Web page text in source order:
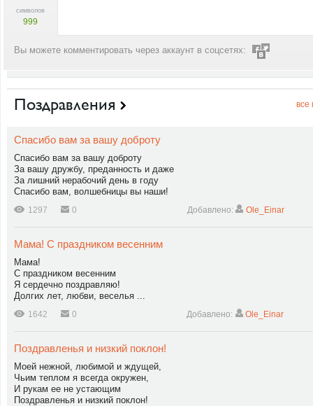
символов
999
Вы можете комментировать через аккаунт в соцсетях:
Поздравления все
Спасибо вам за вашу доброту
Спасибо вам за вашу доброту
За вашу дружбу, преданность и даже
За лишний нерабочий день в году
Спасибо вам, волшебницы вы наши!
1297 0 Добавлено: Ole_Einar
Мама! С праздником весенним
Мама!
С праздником весенним
Я сердечно поздравляю!
Долгих лет, любви, веселья ...
1642 0 Добавлено: Ole_Einar
Поздравленья и низкий поклон!
Моей нежной, любимой и ждущей,
Чьим теплом я всегда окружен,
И рукам ее не устающим
Поздравленья и низкий поклон!